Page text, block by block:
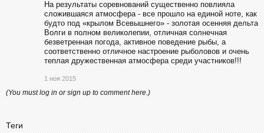
На результаты соревнований существенно повлияла
сложившаяся атмосфера - все прошло на единой ноте, как
будто под «крылом Всевышнего» - золотая осенняя дельта
Волги в полном великолепии, отличная солнечная
безветренная погода, активное поведение рыбы, а
соответственно отличное настроение рыболовов и очень
теплая дружественная атмосфера среди участников!!!
1 ноя 2015
(You must log in or sign up to comment here.)
Теги